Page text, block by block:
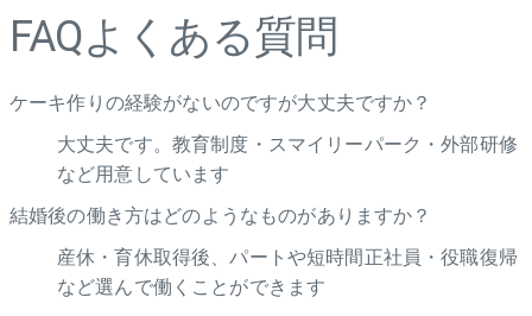
FAQよくある質問
ケーキ作りの経験がないのですが大丈夫ですか？
大丈夫です。教育制度・スマイリーパーク・外部研修
など用意しています
結婚後の働き方はどのようなものがありますか？
産休・育休取得後、パートや短時間正社員・役職復帰
など選んで働くことができます